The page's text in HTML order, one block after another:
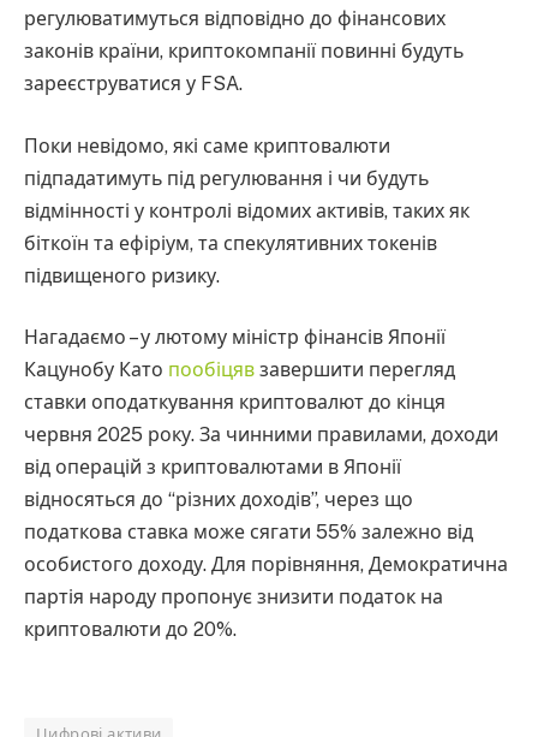
регулюватимуться відповідно до фінансових
законів країни, криптокомпанії повинні будуть
зареєструватися у FSA.
Поки невідомо, які саме криптовалюти
підпадатимуть під регулювання і чи будуть
відмінності у контролі відомих активів, таких як
біткоїн та ефіріум, та спекулятивних токенів
підвищеного ризику.
Нагадаємо – у лютому міністр фінансів Японії
Кацунобу Като пообіцяв завершити перегляд
ставки оподаткування криптовалют до кінця
червня 2025 року. За чинними правилами, доходи
від операцій з криптовалютами в Японії
відносяться до “різних доходів”, через що
податкова ставка може сягати 55% залежно від
особистого доходу. Для порівняння, Демократична
партія народу пропонує знизити податок на
криптовалюти до 20%.